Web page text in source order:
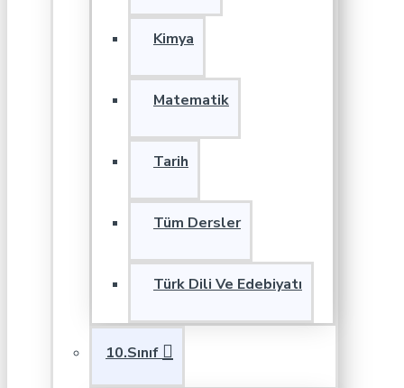
Kimya
Matematik
Tarih
Tüm Dersler
Türk Dili Ve Edebiyatı
10.Sınıf